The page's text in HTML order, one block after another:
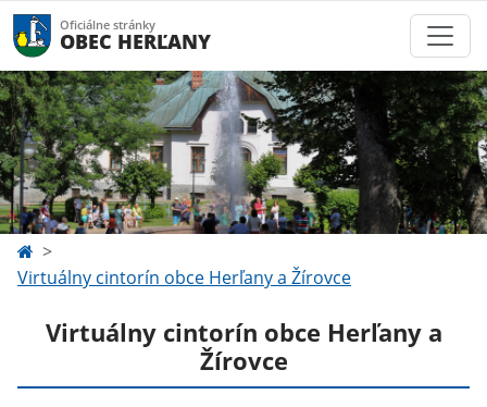
Oficiálne stránky
OBEC HERĽANY
Virtuálny cintorín obce Herľany a Žírovce
Virtuálny cintorín obce Herľany a
Žírovce